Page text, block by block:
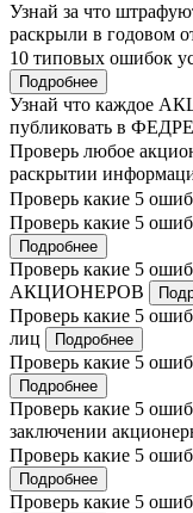
Узнай за что
раскрыли в годовом
10 типовых ошибок
Подробнее
Узнай что каждое
публиковать в
Проверь любое
раскрытии
Проверь какие 5
Проверь какие 5
Подробнее
Проверь какие 5
АКЦИОНЕРОВ
Проверь какие 5
лиц
Подробнее
Проверь какие 5
Подробнее
Проверь какие 5
заключении
Проверь какие 5
Подробнее
Проверь какие 5